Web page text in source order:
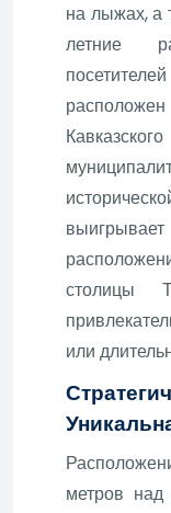
на лыжах, а
летние
столицы
или
метров